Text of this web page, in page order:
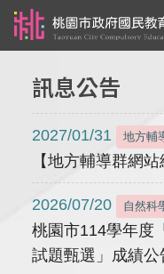
訊息公告
2027/01/31 地方輔
【地方輔導群網站
2026/07/20 自然科
桃園市114學年度
試題甄選」成績公